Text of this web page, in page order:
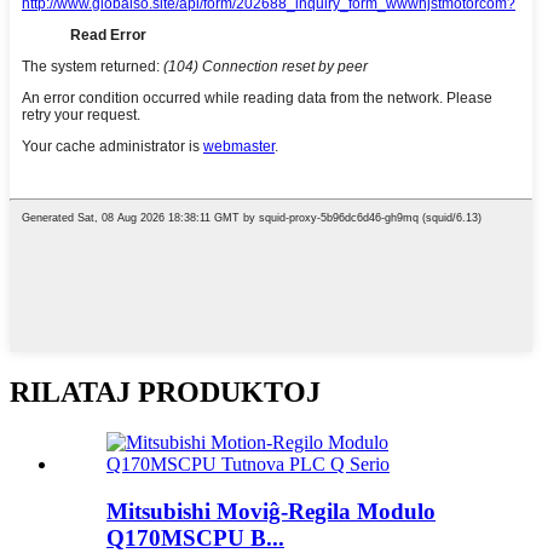
RILATAJ PRODUKTOJ
Mitsubishi Moviĝ-Regila Modulo
Q170MSCPU B...